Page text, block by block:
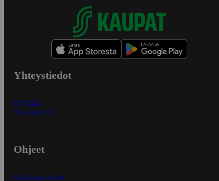
Yhteystiedot
Myymälät
Asiakaspalvelu
Ohjeet
Ensitilaajan ohjeet